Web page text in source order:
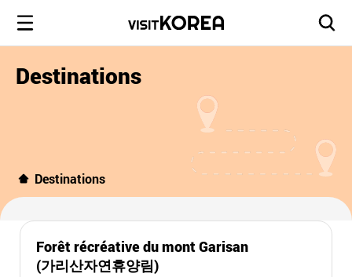
Destinations
Destinations
Forêt récréative du mont Garisan
(가리산자연휴양림)